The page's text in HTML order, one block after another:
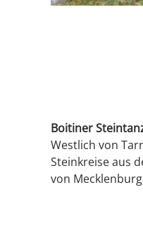
Boitiner
Westlich von
Steinkreise aus
von